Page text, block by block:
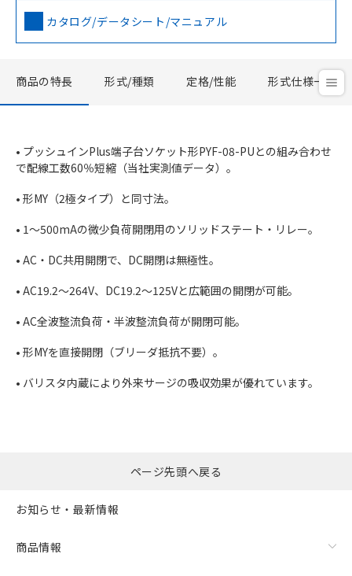
カタログ/データシート/マニュアル
商品の特長 形式/種類 定格/性能 形式仕様一覧
• プッシュインPlus端子台ソケット形PYF-08-PUとの組み合わせ
で配線工数60％短縮（当社実測値データ）。
• 形MY（2極タイプ）と同寸法。
• 1～500mAの微少負荷開閉用のソリッドステート・リレー。
• AC・DC共用開閉で、DC開閉は無極性。
• AC19.2～264V、DC19.2～125Vと広範囲の開閉が可能。
• AC全波整流負荷・半波整流負荷が開閉可能。
• 形MYを直接開閉（ブリーダ抵抗不要）。
• バリスタ内蔵により外来サージの吸収効果が優れています。
ページ先頭へ戻る
お知らせ・最新情報
商品情報